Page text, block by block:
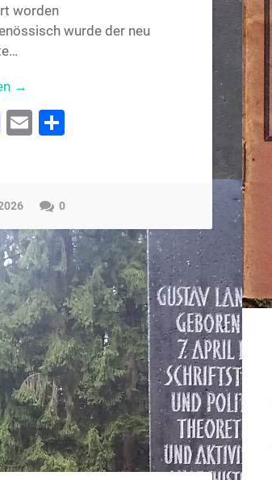
worden
wurde der neu
→
Mastodon
EmailTeilen
0